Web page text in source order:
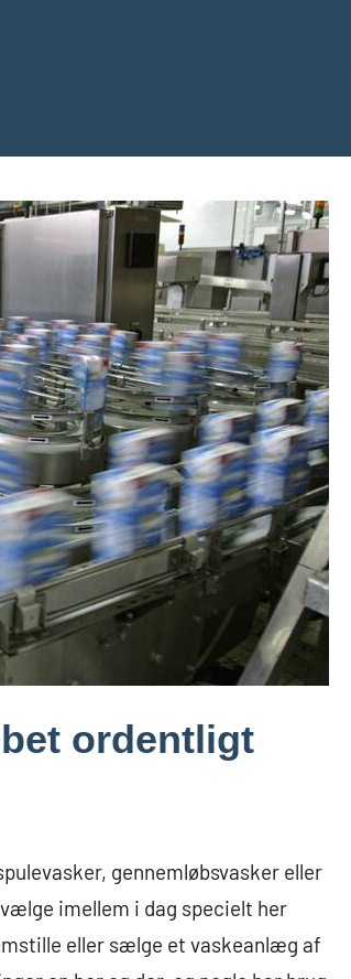
ordentligt
gennemløbsvasker eller
imellem i dag specielt her
eller sælge et vaskeanlæg af